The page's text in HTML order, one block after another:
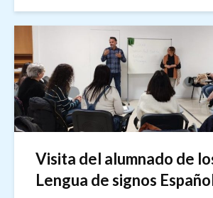
Visita del alumnado de
Lengua de signos